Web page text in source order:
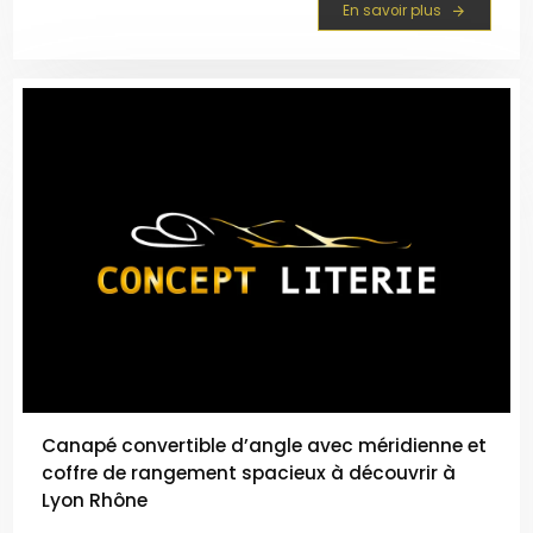
stockage conséquent sans sacrifier le confort, un
En savoir plus
Canapé convertible d’angle avec méridienne et
coffre de rangement spacieux à découvrir à
Lyon Rhône